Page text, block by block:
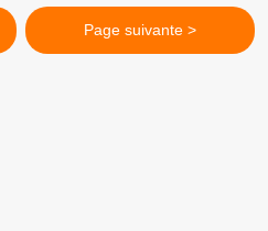
Page suivante >